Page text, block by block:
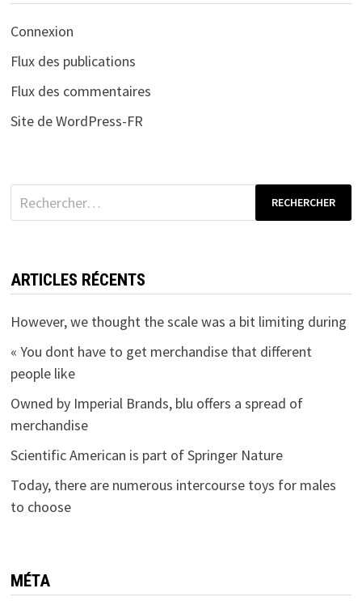
Connexion
Flux des publications
Flux des commentaires
Site de WordPress-FR
Rechercher :
ARTICLES RÉCENTS
However, we thought the scale was a bit limiting during
« You dont have to get merchandise that different
people like
Owned by Imperial Brands, blu offers a spread of
merchandise
Scientific American is part of Springer Nature
Today, there are numerous intercourse toys for males
to choose
MÉTA